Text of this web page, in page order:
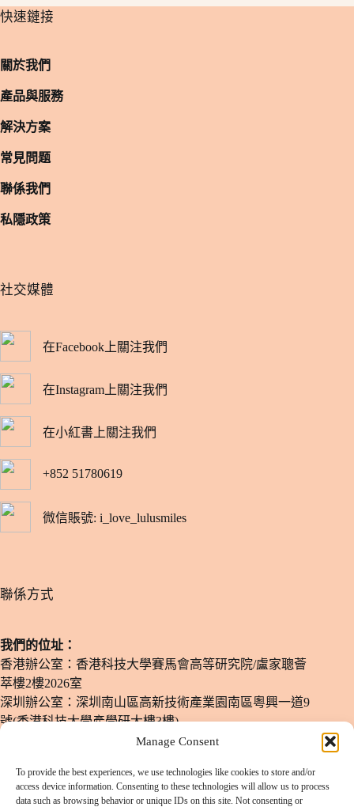
Manage Consent
To provide the best experiences, we use technologies like cookies to store and/or
access device information. Consenting to these technologies will allow us to process
data such as browsing behavior or unique IDs on this site. Not consenting or
​快速鏈接
關於我們
產品與服務
解決方案
常見問题
聯係我們
私隱政策
​社交媒體
在Facebook上關注我們
在Instagram上關注我們
在小紅書上關注我們
+852 51780619
微信賬號: i_love_lulusmiles
​聯係方式
我們的位址：
香港辦公室：香港科技大學賽馬會高等研究院/盧家聰薈
萃樓2樓2026室
深圳辦公室：深圳南山區高新技術產業園南區粵興一道9
號(香港科技大學產學研大樓3樓)
info@lulusmiles.com
電話號碼：+852-51780619